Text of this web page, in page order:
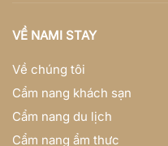
VỀ NAMI STAY
Về chúng tôi
Cẩm nang khách sạn
Cẩm nang du lịch
Cẩm nang ẩm thực